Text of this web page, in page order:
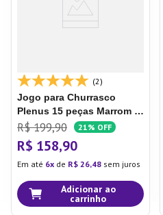
(2)
Jogo para Churrasco
Plenus 15 peças Marrom -
Tramontina
R$ 199,90 21% OFF
R$ 158,90
Em até 6 de R$ 26,48 sem juros
Adicionar ao
carrinho